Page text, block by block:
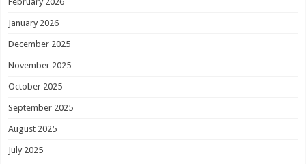
January 2026
December 2025
November 2025
October 2025
September 2025
August 2025
July 2025